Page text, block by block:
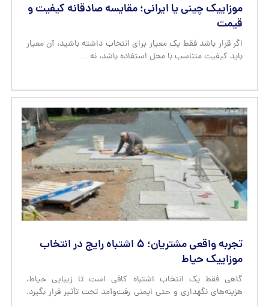
موزاییک چینی یا ایرانی؛ مقایسه صادقانه کیفیت و
قیمت
اگر قرار باشد فقط یک معیار برای انتخاب داشته باشید، آن معیار
باید کیفیت متناسب با محل استفاده باشد، نه …
تجربه واقعی مشتریان؛ ۵ اشتباه رایج در انتخاب
موزاییک حیاط
گاهی فقط یک انتخاب اشتباه کافی است تا زیبایی حیاط،
هزینه‌های نگهداری و حتی ایمنی رفت‌وآمد تحت تأثیر قرار بگیرد.